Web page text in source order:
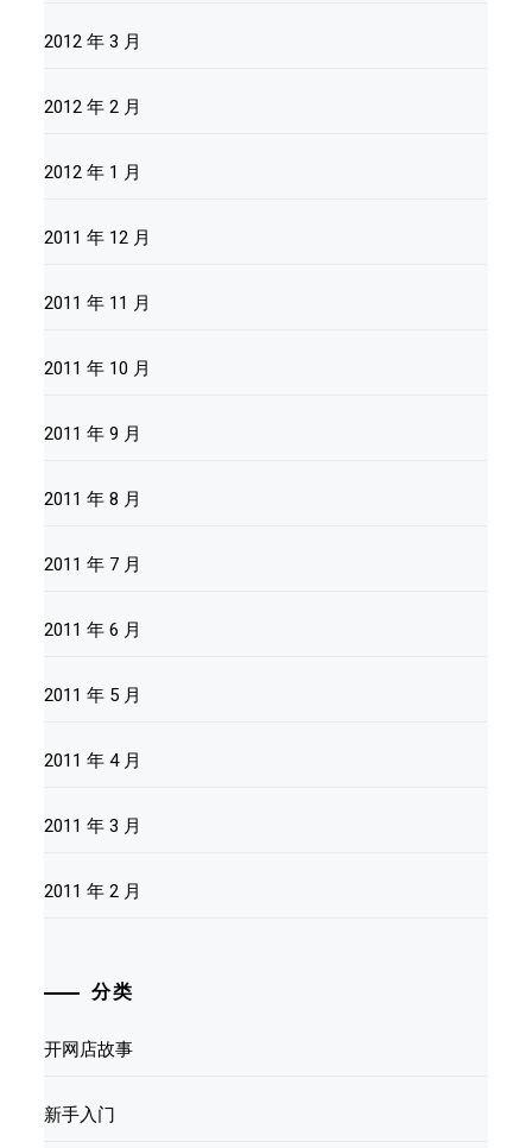
2012 年 3 月
2012 年 2 月
2012 年 1 月
2011 年 12 月
2011 年 11 月
2011 年 10 月
2011 年 9 月
2011 年 8 月
2011 年 7 月
2011 年 6 月
2011 年 5 月
2011 年 4 月
2011 年 3 月
2011 年 2 月
分类
开网店故事
新手入门